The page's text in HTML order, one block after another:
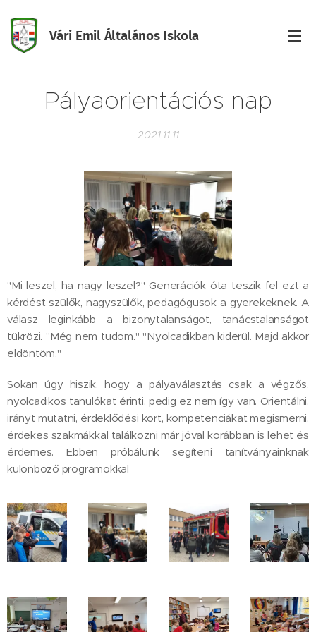
Vári Emil Általános Iskola
Pályaorientációs nap
2021.11.11
"Mi leszel, ha nagy leszel?" Generációk óta teszik fel ezt a
kérdést szülők, nagyszülők, pedagógusok a gyerekeknek. A
válasz leginkább a bizonytalanságot, tanácstalanságot
tükrözi. "Még nem tudom." "Nyolcadikban kiderül. Majd akkor
eldöntöm."
Sokan úgy hiszik, hogy a pályaválasztás csak a végzős,
nyolcadikos tanulókat érinti, pedig ez nem így van. Orientálni,
irányt mutatni, érdeklődési kört, kompetenciákat megismerni,
érdekes szakmákkal találkozni már jóval korábban is lehet és
érdemes. Ebben próbálunk segíteni tanítványainknak
különböző programokkal